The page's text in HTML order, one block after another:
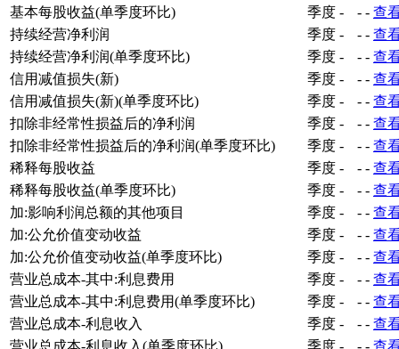
基本每股收益(单季度环比)
季度 - - - 查
持续经营净利润
季度 - - - 查
持续经营净利润(单季度环比)
季度 - - - 查
信用减值损失(新)
季度 - - - 查
信用减值损失(新)(单季度环比)
季度 - - - 查
扣除非经常性损益后的净利润
季度 - - - 查
扣除非经常性损益后的净利润(单季度环比)
季度 - - - 查
稀释每股收益
季度 - - - 查
稀释每股收益(单季度环比)
季度 - - - 查
加:影响利润总额的其他项目
季度 - - - 查
加:公允价值变动收益
季度 - - - 查
加:公允价值变动收益(单季度环比)
季度 - - - 查
营业总成本-其中:利息费用
季度 - - - 查
营业总成本-其中:利息费用(单季度环比)
季度 - - - 查
营业总成本-利息收入
季度 - - - 查
营业总成本-利息收入(单季度环比)
季度 - - - 查